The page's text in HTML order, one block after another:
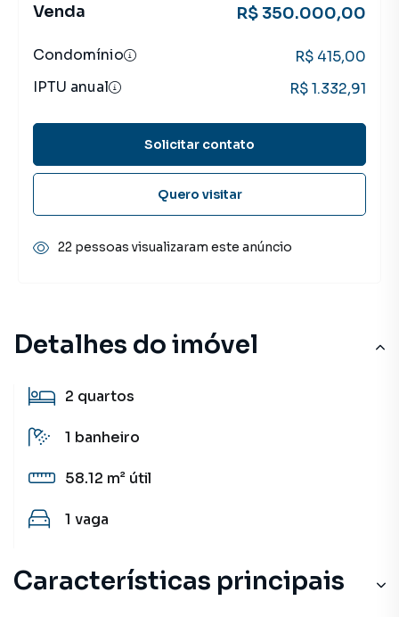
Detalhes do imóvel
2 quartos
1 banheiro
58.12 m² útil
1 vaga
Características principais
Venda R$ 350.000,00
Condomínio
R$ 415,00
IPTU anual
R$ 1.332,91
Solicitar contato
Quero visitar
22 pessoas visualizaram este anúncio